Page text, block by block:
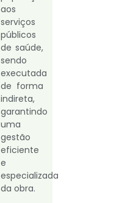
aos
serviços
públicos
de saúde,
sendo
executada
de forma
indireta,
garantindo
uma
gestão
eficiente
e
especializada
da obra.